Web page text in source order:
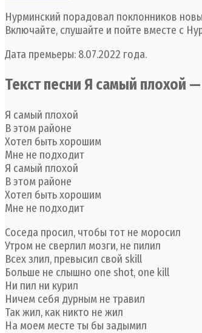
Нурминский порадовал поклонников
Включайте, слушайте и пойте вместе с
Дата премьеры: 8.07.2022 года.
Текст песни Я самый плохой
Я самый плохой
В этом районе
Хотел быть хорошим
Мне не подходит
Я самый плохой
В этом районе
Хотел быть хорошим
Мне не подходит
Соседа просил, чтобы тот не моросил
Утром не сверлил мозги, не пилил
Всех злил, превысил свой skill
Больше не слышно one shot, one kill
Ни пил ни курил
Ничем себя дурным не травил
Так жил, как никто не жил
На моем месте ты бы задымил